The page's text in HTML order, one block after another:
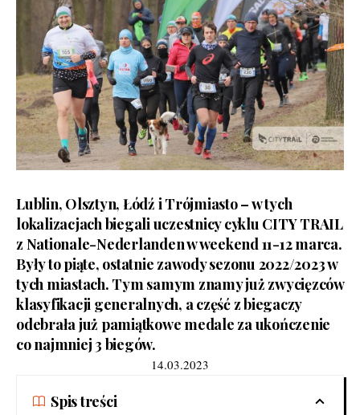
Lublin, Olsztyn, Łódź i Trójmiasto – w tych
lokalizacjach biegali uczestnicy cyklu CITY TRAIL
z Nationale-Nederlanden w weekend 11-12 marca.
Były to piąte, ostatnie zawody sezonu 2022/2023 w
tych miastach. Tym samym znamy już zwycięzców
klasyfikacji generalnych, a część z biegaczy
odebrała już pamiątkowe medale za ukończenie
co najmniej 3 biegów.
14.03.2023
Spis treści